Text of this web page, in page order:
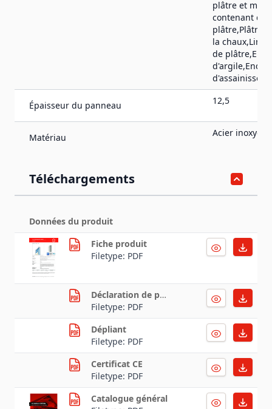
plâtre et
contenant du
la chaux,Lime
de
d'argile,Enduit
Épaisseur du panneau 12,5
Matériau Acier
Téléchargements
Données du produit
Fiche produit
Filetype: PDF
Déclaration de performance
Filetype: PDF
Dépliant
Filetype: PDF
Certificat CE
Filetype: PDF
Catalogue général